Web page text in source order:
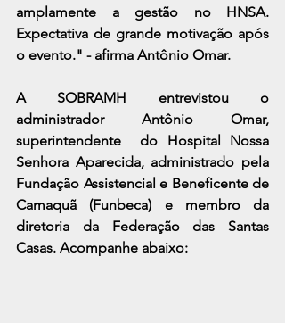
amplamente a gestão no HNSA.
Expectativa de grande motivação após
o evento." - afirma Antônio Omar.
A SOBRAMH entrevistou o
administrador Antônio Omar,
superintendente  do Hospital Nossa
Senhora Aparecida, administrado pela
Fundação Assistencial e Beneficente de
Camaquã (Funbeca) e membro da
diretoria da Federação das Santas
Casas. Acompanhe abaixo: